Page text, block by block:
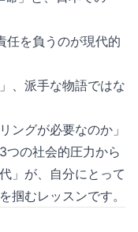
任を負うのが現代的
、派手な物語ではな
ングが必要なのか」
つの社会的圧力から
」が、自分にとって
掴むレッスンです。